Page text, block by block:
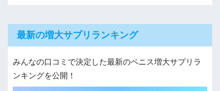
最新の増大サプリランキング
みんなの口コミで決定した最新のペニス増大サプリラ
ンキングを公開！